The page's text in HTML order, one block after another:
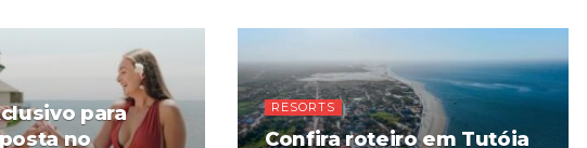
para
no
RESORTS
Confira roteiro em Tutóia